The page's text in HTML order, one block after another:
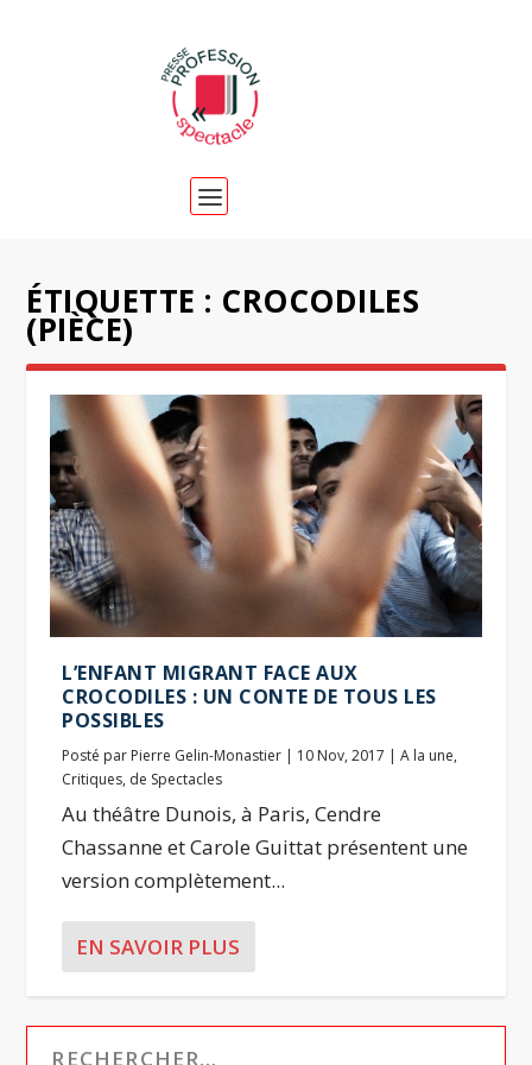
ÉTIQUETTE : CROCODILES
(PIÈCE)
L’ENFANT MIGRANT FACE AUX
CROCODILES : UN CONTE DE TOUS LES
POSSIBLES
Posté par Pierre Gelin-Monastier | 10 Nov, 2017 |A la une,
Critiques, de Spectacles
Au théâtre Dunois, à Paris, Cendre
Chassanne et Carole Guittat présentent une
version complètement...
EN SAVOIR PLUS